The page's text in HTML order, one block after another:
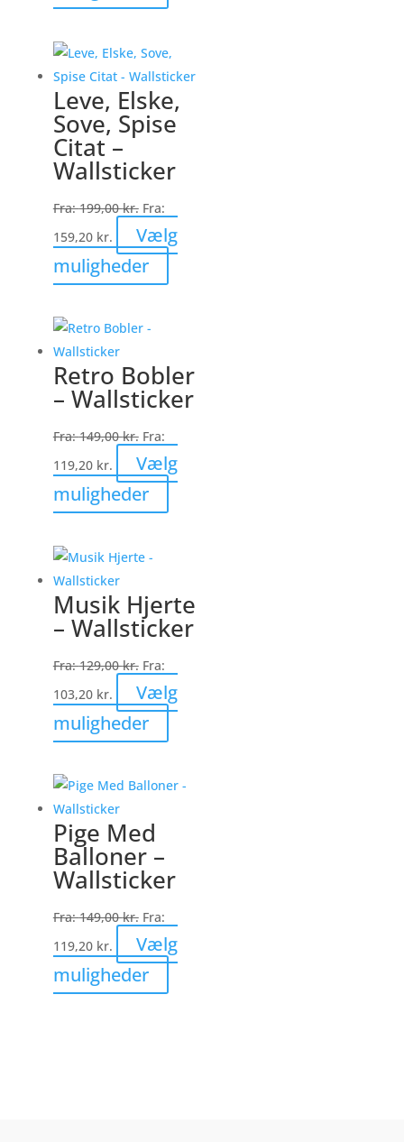
vare
flere
varianter.
Mulighederne
kan
på
Leve, Elske,
Sove, Spise
Citat –
Wallsticker
Fra:199,00kr. Fra:
159,20 kr.
Vælg
muligheder
vare
Mulighederne
kan
på
varesiden
Retro Bobler
– Wallsticker
Fra:149,00kr. Fra:
119,20 kr.
Vælg
muligheder
vare
Mulighederne
kan
på
varesiden
Musik Hjerte
– Wallsticker
Fra:129,00kr. Fra:
103,20 kr.
Vælg
muligheder
vare
flere
vælges
varesiden
Pige Med
Balloner –
Wallsticker
Fra:149,00kr. Fra:
119,20 kr.
Vælg
muligheder
vare